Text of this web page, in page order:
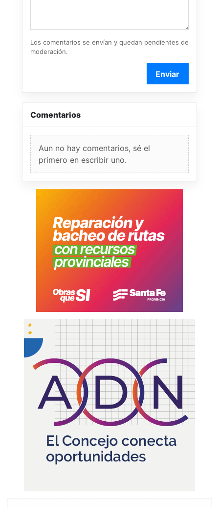
Los comentarios se envían y quedan pendientes de
moderación.
Enviar
Comentarios
Aun no hay comentarios, sé el
primero en escribir uno.